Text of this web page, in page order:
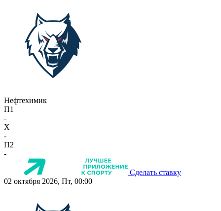
Нефтехимик
П1
-
X
-
П2
-
Сделать ставку
02 октября 2026, Пт, 00:00